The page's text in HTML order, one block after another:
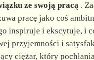
ze swoją pracą.
pracę jako coś
inspiruje i ekscytuje, i
przyjemności i
ciężar, który